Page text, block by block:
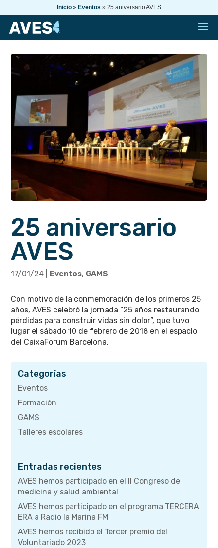
Inicio» Eventos » 25 aniversario AVES
25 aniversario
AVES
17/01/24 Eventos, GAMS
Con motivo de la conmemoración de los primeros 25
años, AVES celebró la jornada “25 años restaurando
pérdidas para construir vidas sin dolor”, que tuvo
lugar el sábado 10 de febrero de 2018 en el espacio
del CaixaForum Barcelona.
Categorías
Eventos
Formación
GAMS
Talleres escolares
Entradas recientes
AVES hemos participado en el II Congreso de
medicina y salud ambiental
AVES hemos participado en el programa TERCERA
ERA a Radio la Marina FM
AVES hemos recibido el Tercer premio del
Voluntariado 2023